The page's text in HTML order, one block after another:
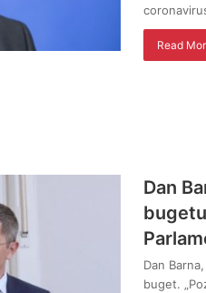
Read
Dan
Dan
buget.